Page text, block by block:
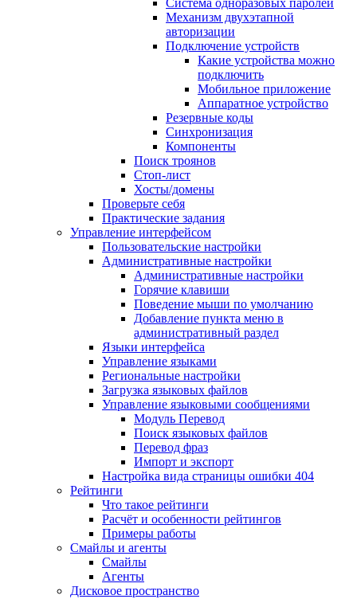
Система одноразовых паролей
Механизм двухэтапной
авторизации
Подключение устройств
Какие устройства можно
подключить
Мобильное приложение
Аппаратное устройство
Резервные коды
Синхронизация
Компоненты
Поиск троянов
Стоп-лист
Хосты/домены
Проверьте себя
Практические задания
Управление интерфейсом
Пользовательские настройки
Административные настройки
Административные настройки
Горячие клавиши
Поведение мыши по умолчанию
Добавление пункта меню в
административный раздел
Языки интерфейса
Управление языками
Региональные настройки
Загрузка языковых файлов
Управление языковыми сообщениями
Mодуль Перевод
Поиск языковых файлов
Перевод фраз
Импорт и экспорт
Настройка вида страницы ошибки 404
Рейтинги
Что такое рейтинги
Расчёт и особенности рейтингов
Примеры работы
Смайлы и агенты
Смайлы
Агенты
Дисковое пространство